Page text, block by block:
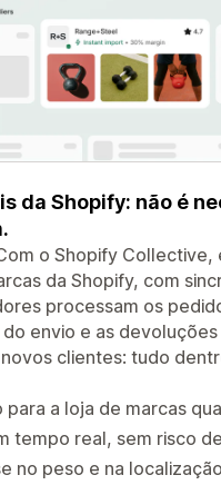
da Shopify: não é
o Shopify
da Shopify, com
processam os
envio e as
clientes: tudo
a loja de marcas
tempo real, sem risco
no peso e na